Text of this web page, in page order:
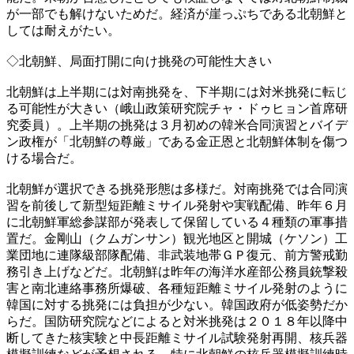
が一部でも解けないためだ。経済が崖っぷちである北朝鮮と
しては耐えがたい。
◇北朝鮮、局面打開に向け挑発の可能性大きい
北朝鮮は上半期には対南挑発を、下半期には対米挑発に転じ
る可能性が大きい（峨山政策研究院チャ・ドゥヒョン首席研
究委員）。上半期の挑発は３月初めの韓米合同演習とバイデ
ン政権が「北朝鮮の尊厳」である金正恩と北朝鮮体制を傷つ
ける場合だ。
北朝鮮が選択できる挑発形態は多様だ。対南挑発では合同演
習を前後して新型短距離ミサイル発射や実戦配備、昨年６月
に北朝鮮軍総参謀部が発表して保留している４種類の軍事措
置だ。金剛山（クムガンサン）観光地区と開城（ケソン）工
業団地に連隊級部隊配備、非武装地帯ＧＰ復元、前方警戒勤
務引き上げなどだ。北朝鮮は昨年の海洋水産部公務員銃撃殺
害と南北連絡事務所爆破、各種短距離ミサイル発射のように
韓国に対する挑発には負担が少ない。韓国政府が低姿勢だか
らだ。国防研究院などによると対米挑発は２０１８年以降中
断してきた核実験と中長距離ミサイル試験発射再開、核兵器